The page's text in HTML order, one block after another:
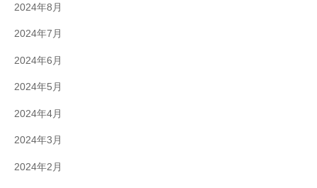
2024年8月
2024年7月
2024年6月
2024年5月
2024年4月
2024年3月
2024年2月